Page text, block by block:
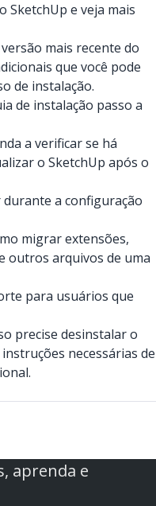
SketchUp e veja mais
mais recente do
que você pode
de instalação.
de instalação passo a
a verificar se há
o SketchUp após o
a configuração
migrar extensões,
outros arquivos de uma
para usuários que
precise desinstalar o
necessárias de
aprenda e